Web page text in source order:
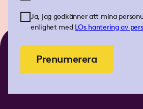
Ja, jag godkänner att mina
enlighet med LOs hantering av
Prenumerera